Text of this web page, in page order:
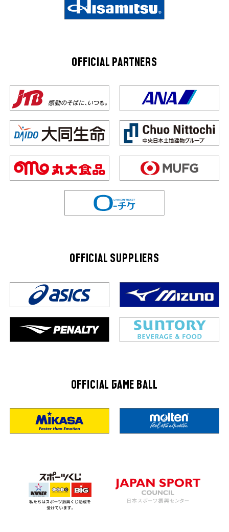
OFFICIAL PARTNERS
OFFICIAL SUPPLIERS
OFFICIAL GAME BALL